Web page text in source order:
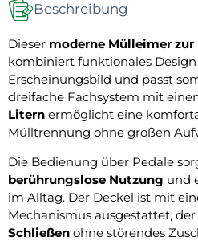
Beschreibung
Dieser moderne Mülleimer
kombiniert funktionales
Erscheinungsbild und passt
dreifache Fachsystem mit
Litern ermöglicht eine
Mülltrennung ohne großen
Die Bedienung über Pedale
berührungslose Nutzung und
im Alltag. Der Deckel ist mit
Mechanismus ausgestattet, der
Schließen ohne störendes